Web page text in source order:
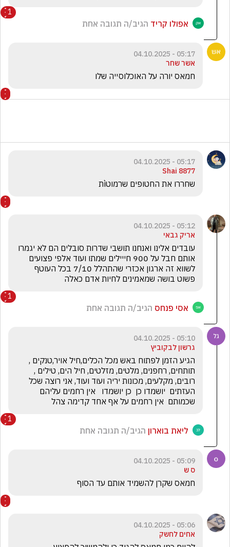
1
אפולו קריד הגיב/ה תגובה אחת
05:17 - 04.10.2025
אשר שחר
חמאס יורה על האוכלוסייה שלו
05:17 - 04.10.2025
Shai 8877
שחררו את החטופים שרמוטìת
05:12 - 04.10.2025
אריק גבאי
פשוט בושה שמאמינים לחיות אדם כאלה
1
אסי פנחס הגיב/ה תגובה אחת
05:10 - 04.10.2025
גרשון לבקוביץ
שכמותם  אין רחמים על אף אחד קדימה צהל
1
ליאת בוארון הגיב/ה תגובה אחת
05:09 - 04.10.2025
ס ש
חמאס שקרן להשמיד אותם עד הסוף
05:06 - 04.10.2025
אחים לחשק